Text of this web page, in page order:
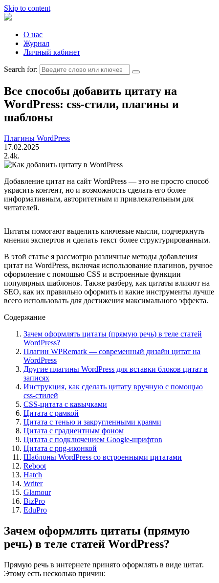
Skip to content
О нас
Журнал
Личный кабинет
Search for:
Все способы добавить цитату на
WordPress: css-стили, плагины и
шаблоны
Плагины WordPress
17.02.2025
2.4k.
Добавление цитат на сайт WordPress — это не просто способ
украсить контент, но и возможность сделать его более
информативным, авторитетным и привлекательным для
читателей.
Цитаты помогают выделить ключевые мысли, подчеркнуть
мнения экспертов и сделать текст более структурированным.
В этой статье я рассмотрю различные методы добавления
цитат на WordPress, включая использование плагинов, ручное
оформление с помощью CSS и встроенные функции
популярных шаблонов. Также разберу, как цитаты влияют на
SEO, как их правильно оформить и какие инструменты лучше
всего использовать для достижения максимального эффекта.
Содержание
Зачем оформлять цитаты (прямую речь) в теле статей
WordPress?
Плагин WPRemark — современный дизайн цитат на
WordPress
Другие плагины WordPress для вставки блоков цитат в
записях
Инструкция, как сделать цитату вручную с помощью
css-стилей
CSS-цитата с кавычками
Цитата с рамкой
Цитата с тенью и закругленными краями
Цитата с градиентным фоном
Цитата с подключением Google-шрифтов
Цитата с png-иконкой
Шаблоны WordPress со встроенными цитатами
Reboot
Hatch
Writer
Glamour
BizPro
EduPro
Зачем оформлять цитаты (прямую
речь) в теле статей WordPress?
Прямую речь в интернете принято оформлять в виде цитат.
Этому есть несколько причин: